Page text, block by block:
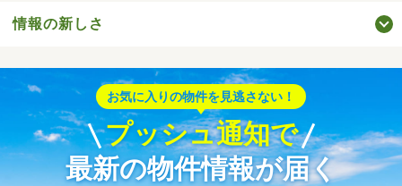
情報の新しさ
お気に入りの物件を見逃さない！
プッシュ通知で
最新の物件情報が届く